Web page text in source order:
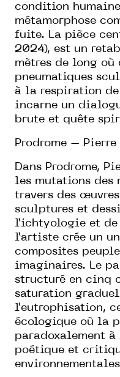
condition
métamorphose
fuite. La pièce
2024), est un
mètres de long où
pneumatiques
à la respiration
incarne un
brute et quête
Prodrome –
Dans Prodrome,
les mutations des
travers des
sculptures et
l’ichtyologie et
l’artiste crée un
composites
imaginaires. Le
structuré en cinq
saturation
l’eutrophisation,
écologique où la
paradoxalement à
poétique et